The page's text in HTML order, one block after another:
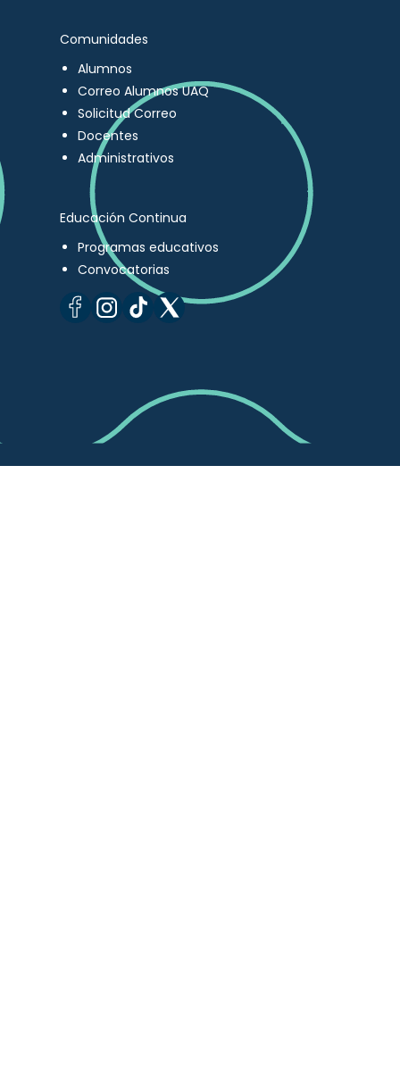
Comunidades
Alumnos
Correo Alumnos UAQ
Solicitud Correo
Docentes
Administrativos
Educación Continua
Programas educativos
Convocatorias